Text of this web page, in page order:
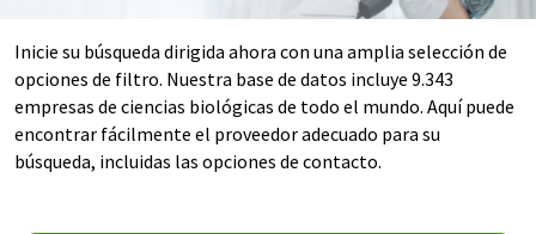
Inicie su búsqueda dirigida ahora con una amplia selección de
opciones de filtro. Nuestra base de datos incluye 9.343
empresas de ciencias biológicas de todo el mundo. Aquí puede
encontrar fácilmente el proveedor adecuado para su
búsqueda, incluidas las opciones de contacto.